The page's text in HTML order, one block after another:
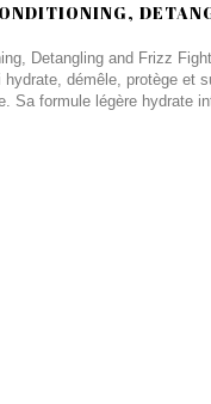
Detangling and Frizz
démêle, protège et
Sa formule légère hydrate